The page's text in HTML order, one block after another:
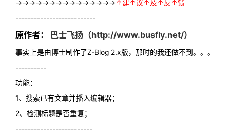
→→→→→→→→→→→→→→→↑建↑议↑及↑反↑馈
--------------------------
原作者： 巴士飞扬（http://www.busfly.net/）
事实上是由博士制作了Z-Blog 2.x版，那时的我还做不到。。。
----------
功能：
1、搜索已有文章并播入编辑器；
2、检测标题是否重复；
-------------------------